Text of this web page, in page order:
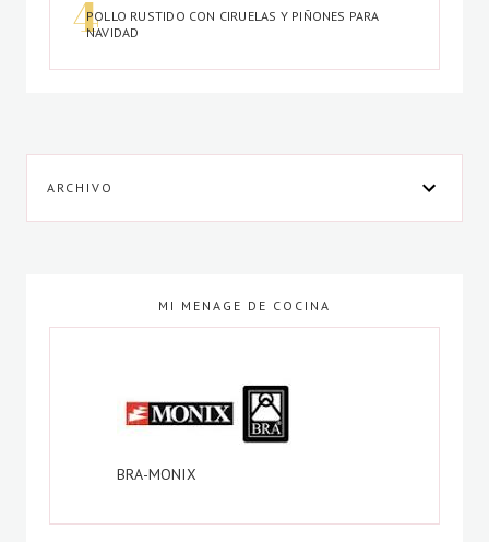
POLLO RUSTIDO CON CIRUELAS Y PIÑONES PARA
NAVIDAD
ARCHIVO
MI MENAGE DE COCINA
BRA-MONIX